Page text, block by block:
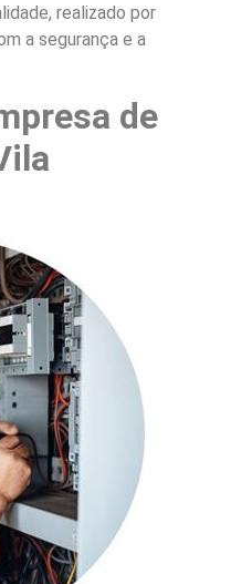
realizado por
a segurança e a
de